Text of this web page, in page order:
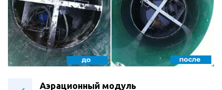
Аэрационный модуль